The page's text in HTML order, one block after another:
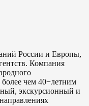
России и Европы,
Компания
более чем 40−летним
экскурсионный и